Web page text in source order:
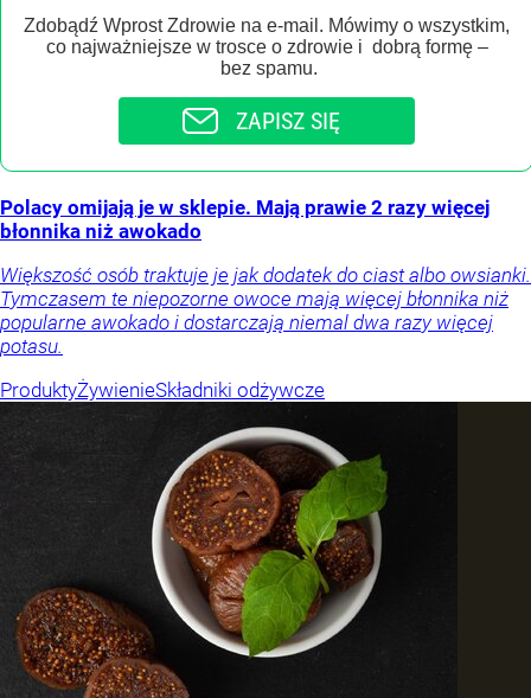
Zdobądź Wprost Zdrowie na e-mail. Mówimy o wszystkim,
co najważniejsze w trosce o zdrowie i dobrą formę –
bez spamu.
ZAPISZ SIĘ
Polacy omijają je w sklepie. Mają prawie 2 razy więcej
błonnika niż awokado
Większość osób traktuje je jak dodatek do ciast albo owsianki.
Tymczasem te niepozorne owoce mają więcej błonnika niż
popularne awokado i dostarczają niemal dwa razy więcej
potasu.
ProduktyŻywienieSkładniki odżywcze